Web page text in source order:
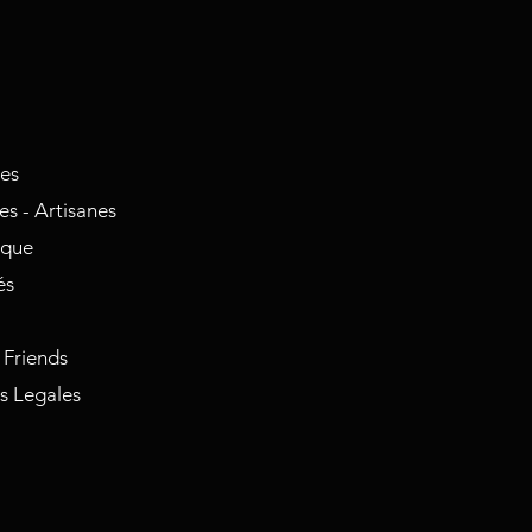
- Artisanes
Legales